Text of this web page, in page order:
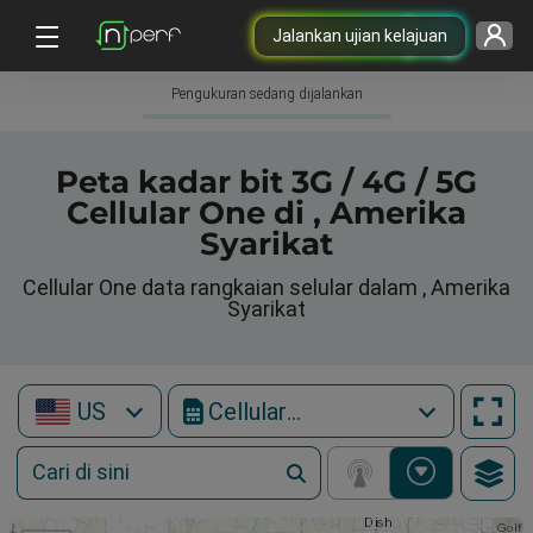
Jalankan ujian kelajuan
Pengukuran sedang dijalankan
Peta kadar bit 3G / 4G / 5G
Cellular One di , Amerika
Syarikat
Cellular One data rangkaian selular dalam , Amerika
Syarikat
US Cellular One